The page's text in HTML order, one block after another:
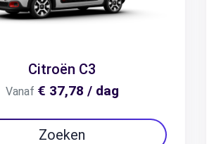
Citroën C3
Vanaf € 37,78 / dag
Zoeken